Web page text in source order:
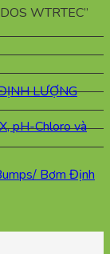
WTRTEC”
Bơm Định